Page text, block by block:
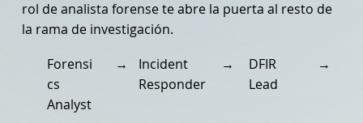
rol de analista forense te abre la puerta al resto de
la rama de investigación.
Forensi
cs
Analyst
→
Incident
Responder
→
DFIR
Lead
→